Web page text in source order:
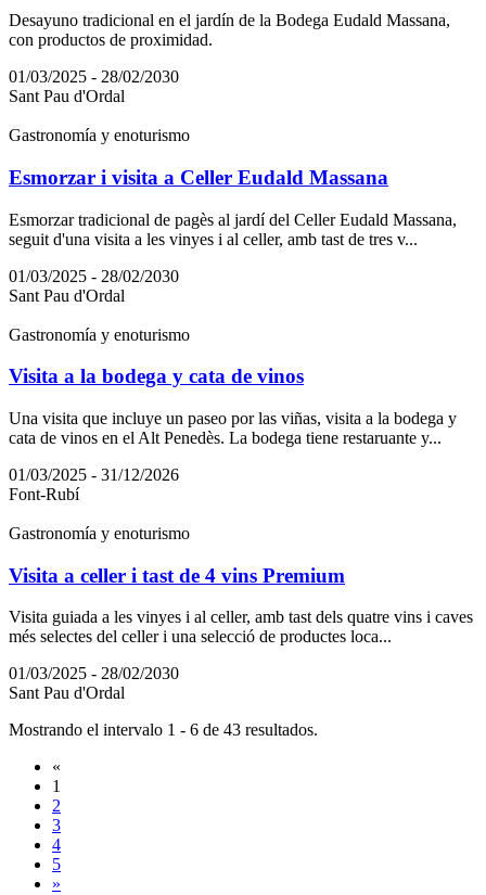
Desayuno tradicional en el jardín de la Bodega Eudald Massana,
con productos de proximidad.
01/03/2025 - 28/02/2030
Sant Pau d'Ordal
Gastronomía y enoturismo
Esmorzar i visita a Celler Eudald Massana
Esmorzar tradicional de pagès al jardí del Celler Eudald Massana,
seguit d'una visita a les vinyes i al celler, amb tast de tres v...
01/03/2025 - 28/02/2030
Sant Pau d'Ordal
Gastronomía y enoturismo
Visita a la bodega y cata de vinos
Una visita que incluye un paseo por las viñas, visita a la bodega y
cata de vinos en el Alt Penedès. La bodega tiene restaruante y...
01/03/2025 - 31/12/2026
Font-Rubí
Gastronomía y enoturismo
Visita a celler i tast de 4 vins Premium
Visita guiada a les vinyes i al celler, amb tast dels quatre vins i caves
més selectes del celler i una selecció de productes loca...
01/03/2025 - 28/02/2030
Sant Pau d'Ordal
Mostrando el intervalo 1 - 6 de 43 resultados.
«
1
2
3
4
5
»